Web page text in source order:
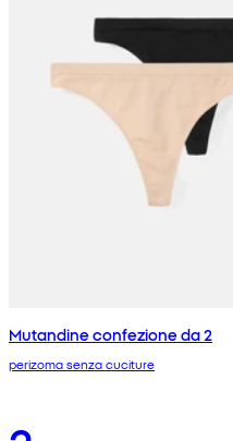
Mutandine confezione da 2
perizoma senza cuciture